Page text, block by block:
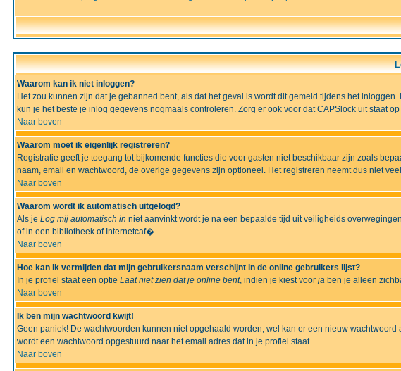
Waarom kan ik niet inloggen?
Het zou kunnen zijn dat je gebanned bent, als dat het geval is wordt dit gemeld tijdens het
kun je het beste je inlog gegevens nogmaals controleren. Zorg er ook voor dat CAPSlock uit staat
Naar boven
Waarom moet ik eigenlijk registreren?
Registratie geeft je toegang tot bijkomende functies die voor gasten niet beschikbaar zijn zoals
naam, email en wachtwoord, de overige gegevens zijn optioneel. Het registreren neemt dus niet
Naar boven
Waarom wordt ik automatisch uitgelogd?
Als je Log mij automatisch in niet aanvinkt wordt je na een bepaalde tijd uit veiligheids
of in een bibliotheek of Internetcaf�.
Naar boven
Hoe kan ik vermijden dat mijn gebruikersnaam verschijnt in de online gebruikers lijst?
In je profiel staat een optie Laat niet zien dat je online bent, indien je kiest voor ja ben je alleen
Naar boven
Ik ben mijn wachtwoord kwijt!
Geen paniek! De wachtwoorden kunnen niet opgehaald worden, wel kan er een nieuw
wordt een wachtwoord opgestuurd naar het email adres dat in je profiel staat.
Naar boven